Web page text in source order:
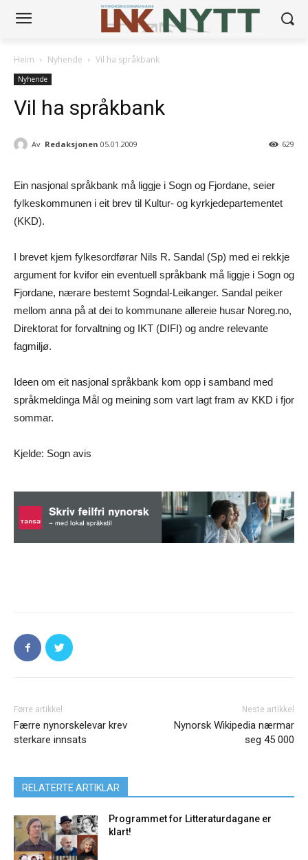
Heim Nyhende Vil ha språkbank
Nyhende
Vil ha språkbank
Av Redaksjonen 05.01.2009 629
Ein nasjonal språkbank må liggje i Sogn og Fjordane, seier
fylkeskommunen i eit brev til Kultur- og kyrkjedepartementet
(KKD).
I brevet kjem fylkesordførar Nils R. Sandal (Sp) med ei rekkje
argument for kvifor ein eventuell språkbank må liggje i Sogn og
Fjordane, nærare bestemt Sogndal-Leikanger. Sandal peiker
mellom anna på at dei to kommunane allereie husar Noreg.no,
Direktorat for forvaltning og IKT (DIFI) og andre relevante
fagmiljø.
Ideen om eit nasjonal språkbank kom opp i samband med
språkmeldinga Mål og meining som vart lagt fram av KKD i fjor
sommar.
Kjelde: Sogn avis
Førre artikkel
Færre nynorskelevar krev
sterkare innsats
Neste artikkel
Nynorsk Wikipedia nærmar
seg 45 000
RELATERTE ARTIKLAR
Programmet for Litteraturdagane er
klart!